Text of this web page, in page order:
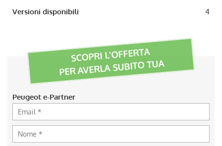
Versioni disponibili 4
SCOPRI L'OFFERTA
PER AVERLA SUBITO TUA
Peugeot e-Partner